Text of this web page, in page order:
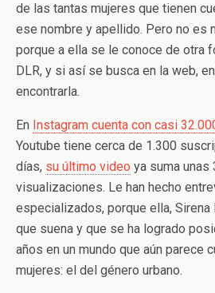
de las tantas mujeres que tienen
ese nombre y apellido. Pero no es
porque a ella se le conoce de otra
DLR, y si así se busca en la web,
encontrarla.
En Instagram cuenta con casi
Youtube tiene cerca de 1.300
días, su último video ya suma unas
visualizaciones. Le han hecho
especializados, porque ella, Sirena
que suena y que se ha logrado
años en un mundo que aún parece
mujeres: el del género urbano.